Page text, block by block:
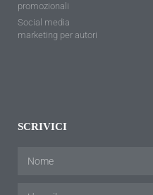
promozionali
Social media
marketing per autori
SCRIVICI